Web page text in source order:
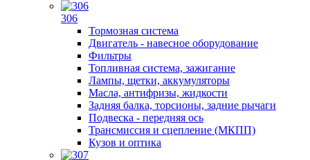
306
Тормозная система
Двигатель - навесное оборудование
Фильтры
Топливная система, зажигание
Лампы, щетки, аккумуляторы
Масла, антифризы, жидкости
Задняя балка, торсионы, задние рычаги
Подвеска - передняя ось
Трансмиссия и сцепление (МКПП)
Кузов и оптика